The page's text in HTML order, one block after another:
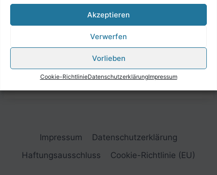
Akzeptieren
Verwerfen
Vorlieben
Cookie-RichtlinieDatenschutzerklärungImpressum
Impressum
Datenschutzerklärung
Haftungsausschluss
Cookie-Richtlinie (EU)